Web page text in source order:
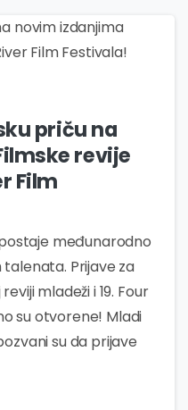
priču na
revije
Film
međunarodno
Prijave za
mladeži i 19. Four
su otvorene! Mladi
su da prijave